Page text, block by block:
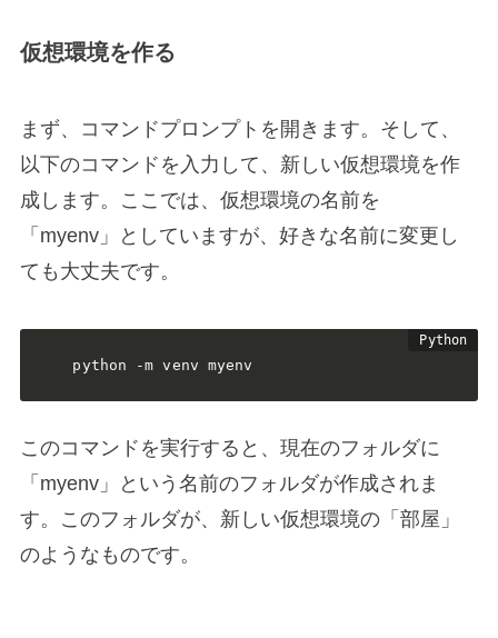
仮想環境を作る
まず、コマンドプロンプトを開きます。そして、
以下のコマンドを入力して、新しい仮想環境を作
成します。ここでは、仮想環境の名前を
「myenv」としていますが、好きな名前に変更し
ても大丈夫です。
python -m venv myenv
このコマンドを実行すると、現在のフォルダに
「myenv」という名前のフォルダが作成されま
す。このフォルダが、新しい仮想環境の「部屋」
のようなものです。